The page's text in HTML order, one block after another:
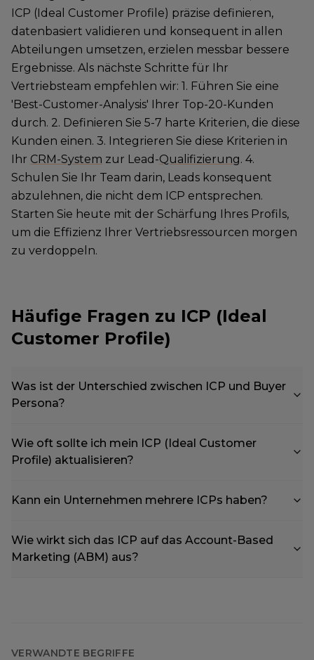
ICP (Ideal Customer Profile) präzise definieren,
datenbasiert validieren und konsequent in allen
Abteilungen umsetzen, erzielen messbar bessere
Ergebnisse. Als nächste Schritte für Ihr
Vertriebsteam empfehlen wir: 1. Führen Sie eine
'Best-Customer-Analysis' Ihrer Top-20-Kunden
durch. 2. Definieren Sie 5-7 harte Kriterien, die diese
Kunden einen. 3. Integrieren Sie diese Kriterien in
Ihr CRM-System zur Lead-Qualifizierung. 4.
Schulen Sie Ihr Team darin, Leads konsequent
abzulehnen, die nicht dem ICP entsprechen.
Starten Sie heute mit der Schärfung Ihres Profils,
um die Effizienz Ihrer Vertriebsressourcen morgen
zu verdoppeln.
Häufige Fragen zu ICP (Ideal
Customer Profile)
Was ist der Unterschied zwischen ICP und Buyer
Persona?
Wie oft sollte ich mein ICP (Ideal Customer
Profile) aktualisieren?
Kann ein Unternehmen mehrere ICPs haben?
Wie wirkt sich das ICP auf das Account-Based
Marketing (ABM) aus?
VERWANDTE BEGRIFFE